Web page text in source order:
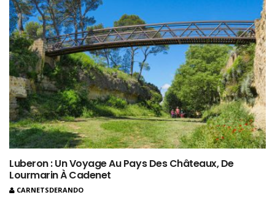
Luberon : Un Voyage Au Pays Des Châteaux, De
Lourmarin À Cadenet
CARNETSDERANDO